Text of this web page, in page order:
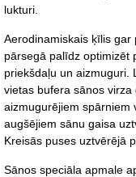
lukturi.
Aerodinamiskais ķīlis gar
pārsegā palīdz optimizēt
priekšdaļu un aizmuguri.
vietas bufera sānos
aizmugurējiem spārniem
augšējiem sānu gaisa
Kreisās puses uztvērējā
Sānos speciāla apmale